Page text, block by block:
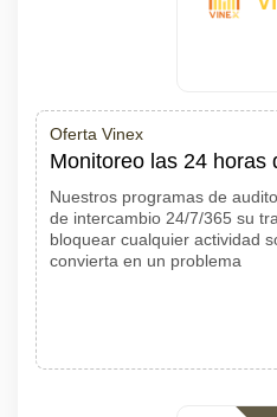
Oferta Vinex
Monitoreo las 24 horas
Nuestros programas de
de intercambio 24/7/365 su
bloquear cualquier actividad
convierta en un problema